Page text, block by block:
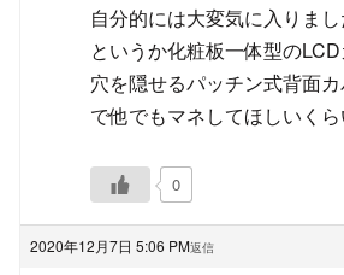
自分的には大変気に入りま
というか化粧板一体型の
穴を隠せるパッチン式背面
で他でもマネしてほしいくら
0
2020年12月7日 5:06 PM返信